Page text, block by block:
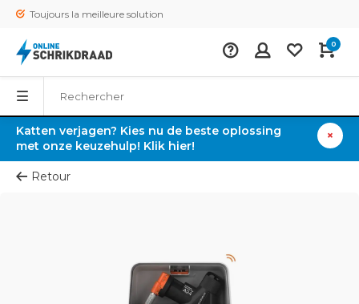
Toujours la meilleure solution
0
Katten verjagen? Kies nu de beste oplossing
met onze keuzehulp! Klik hier!
Retour